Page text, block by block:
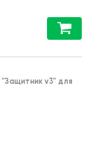
"Защитник v3" для